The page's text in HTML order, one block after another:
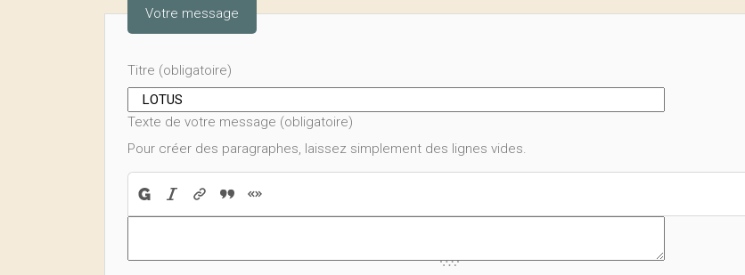
Votre message
Titre (obligatoire)
Texte de votre message (obligatoire)
Pour créer des paragraphes, laissez simplement des lignes vides.